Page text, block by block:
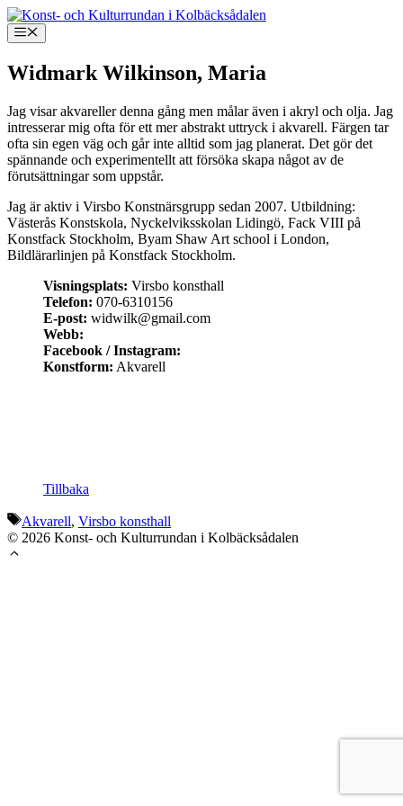
Hoppa
till
innehåll
Meny
Widmark Wilkinson, Maria
Jag visar akvareller denna gång men målar även i akryl och olja. Jag
intresserar mig ofta för ett mer abstrakt uttryck i akvarell. Färgen tar
ofta sin egen väg och går inte alltid som jag planerat. Det gör det
spännande och experimentellt att försöka skapa något av de
förutsättningar som uppstår.
Jag är aktiv i Virsbo Konstnärsgrupp sedan 2007. Utbildning:
Västerås Konstskola, Nyckelviksskolan Lidingö, Fack VIII på
Konstfack Stockholm, Byam Shaw Art school i London,
Bildlärarlinjen på Konstfack Stockholm.
Visningsplats: Virsbo konsthall
Telefon: 070-6310156
E-post: widwilk@gmail.com
Webb:
Facebook / Instagram:
Konstform: Akvarell
Tillbaka
Etiketter
Akvarell, Virsbo konsthall
© 2026 Konst- och Kulturrundan i Kolbäcksådalen